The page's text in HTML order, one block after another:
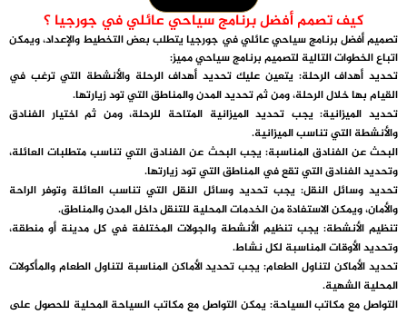
كيف تصمم أفضل برنامج سياحي عائلي في جورجيا ؟
تصميم أفضل برنامج سياحي عائلي في جورجيا يتطلب بعض التخطيط والإعداد، ويمكن
اتباع الخطوات التالية لتصميم برنامج سياحي مميز:
تحديد أهداف الرحلة: يتعين عليك تحديد أهداف الرحلة والأنشطة التي ترغب في
القيام بها خلال الرحلة، ومن ثم تحديد المدن والمناطق التي تود زيارتها.
تحديد الميزانية: يجب تحديد الميزانية المتاحة للرحلة، ومن ثم اختيار الفنادق
والأنشطة التي تناسب الميزانية.
البحث عن الفنادق المناسبة: يجب البحث عن الفنادق التي تناسب متطلبات العائلة،
وتحديد الفنادق التي تقع في المناطق التي تود زيارتها.
تحديد وسائل النقل: يجب تحديد وسائل النقل التي تناسب العائلة وتوفر الراحة
والأمان، ويمكن الاستفادة من الخدمات المحلية للتنقل داخل المدن والمناطق.
تنظيم الأنشطة: يجب تنظيم الأنشطة والجولات المختلفة في كل مدينة أو منطقة،
وتحديد الأوقات المناسبة لكل نشاط.
تحديد الأماكن لتناول الطعام: يجب تحديد الأماكن المناسبة لتناول الطعام والمأكولات
المحلية الشهية.
التواصل مع مكاتب السياحة: يمكن التواصل مع مكاتب السياحة المحلية للحصول على